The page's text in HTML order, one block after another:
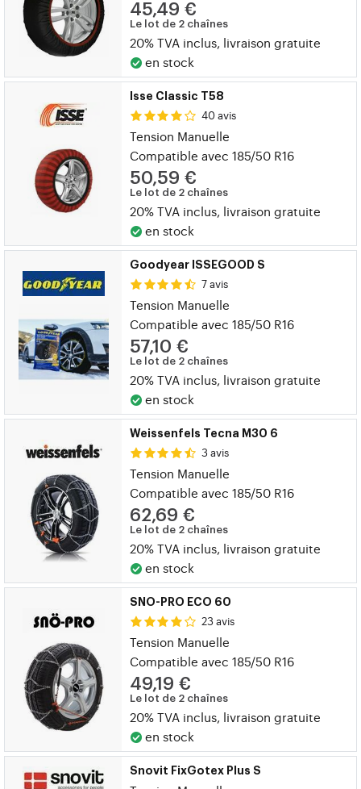
45,49 €
Le lot de 2 chaînes
20% TVA inclus, livraison gratuite
en stock
Isse Classic T58
40 avis
Tension Manuelle
Compatible avec 185/50 R16
50,59 €
Le lot de 2 chaînes
20% TVA inclus, livraison gratuite
en stock
Goodyear ISSEGOOD S
7 avis
Tension Manuelle
Compatible avec 185/50 R16
57,10 €
Le lot de 2 chaînes
20% TVA inclus, livraison gratuite
en stock
Weissenfels Tecna M30 6
3 avis
Tension Manuelle
Compatible avec 185/50 R16
62,69 €
Le lot de 2 chaînes
20% TVA inclus, livraison gratuite
en stock
SNO-PRO ECO 60
23 avis
Tension Manuelle
Compatible avec 185/50 R16
49,19 €
Le lot de 2 chaînes
20% TVA inclus, livraison gratuite
en stock
Snovit FixGotex Plus S